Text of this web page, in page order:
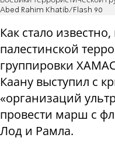
Abed Rahim Khatib/Flash 90
Как стало
палестинской
группировки
Каану выступил с
«организаций
провести марш с
Лод и Рамла.